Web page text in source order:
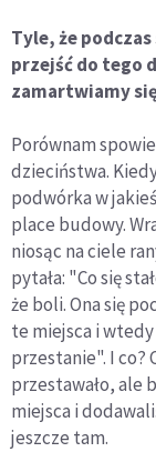
Tyle, że
przejść do tego
zamartwiamy
Porównam
dzieciństwa.
podwórka w
place budowy.
niosąc na ciele
pytała: "Co się
że boli. Ona się
te miejsca i wtedy
przestanie". I co?
przestawało, ale
miejsca i
jeszcze tam.